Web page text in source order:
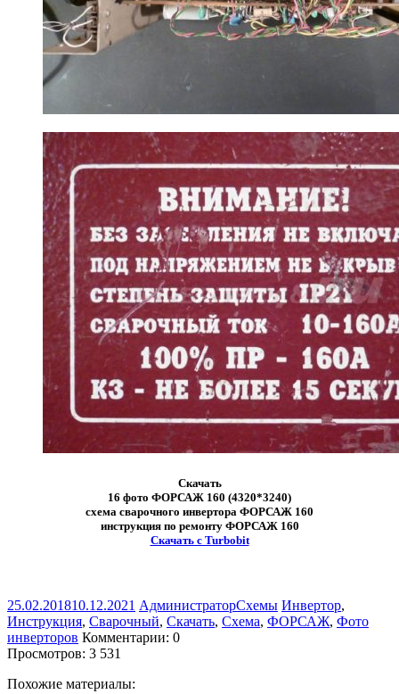
Скачать
16 фото ФОРСАЖ 160 (4320*3240)
схема сварочного инвертора ФОРСАЖ 160
инструкция по ремонту ФОРСАЖ 160
Скачать с Turbobit
25.02.201810.12.2021 АдминистраторСхемы Инвертор,
Инструкция, Сварочный, Скачать, Схема, ФОРСАЖ, Фото
инверторов Комментарии: 0
Просмотров: 3 531
Похожие материалы: